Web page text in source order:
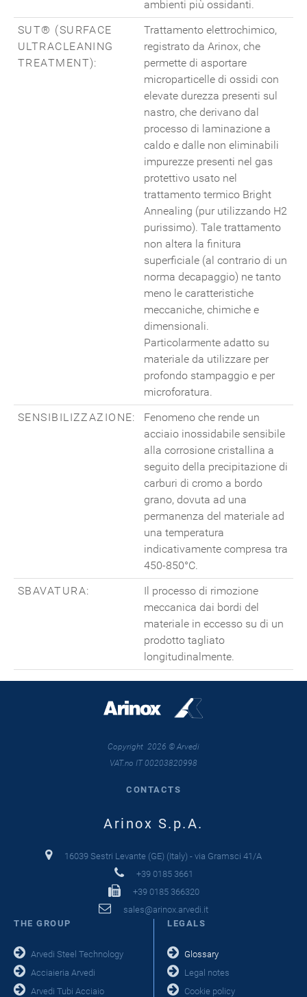
ambienti più ossidanti.
SUT® (SURFACE
ULTRACLEANING
TREATMENT):
Trattamento elettrochimico,
registrato da Arinox, che
permette di asportare
microparticelle di ossidi con
elevate durezza presenti sul
nastro, che derivano dal
processo di laminazione a
caldo e dalle non eliminabili
impurezze presenti nel gas
protettivo usato nel
trattamento termico Bright
Annealing (pur utilizzando H2
purissimo). Tale trattamento
non altera la finitura
superficiale (al contrario di un
norma decapaggio) ne tanto
meno le caratteristiche
meccaniche, chimiche e
dimensionali.
Particolarmente adatto su
materiale da utilizzare per
profondo stampaggio e per
microforatura.
SENSIBILIZZAZIONE:
Fenomeno che rende un
acciaio inossidabile sensibile
alla corrosione cristallina a
seguito della precipitazione di
carburi di cromo a bordo
grano, dovuta ad una
permanenza del materiale ad
una temperatura
indicativamente compresa tra
450-850°C.
SBAVATURA:
Il processo di rimozione
meccanica dai bordi del
materiale in eccesso su di un
prodotto tagliato
longitudinalmente.
Copyright 2026 © Arvedi
VAT.no IT 00203820998
CONTACTS
Arinox S.p.A.
16039 Sestri Levante (GE) (Italy) - via Gramsci 41/A
+39 0185 3661
+39 0185 366320
sales@arinox.arvedi.it
THE GROUP
Arvedi Steel Technology
Acciaieria Arvedi
Arvedi Tubi Acciaio
LEGALS
Glossary
Legal notes
Cookie policy